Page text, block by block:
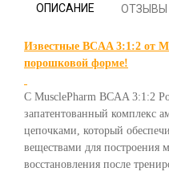
ОПИСАНИЕ ОТЗЫВЫ
Известные BCAA 3:1:2 от
порошковой форме!
С MusclePharm BCAA 3:1:2
запатентованный комплекс
цепочками, который
веществами для построения
восстановления после